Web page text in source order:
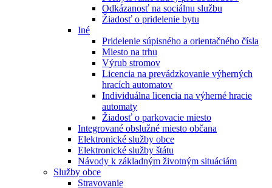
Odkázanosť na sociálnu službu
Žiadosť o pridelenie bytu
Iné
Pridelenie súpisného a orientačného čísla
Miesto na trhu
Výrub stromov
Licencia na prevádzkovanie výherných
hracích automatov
Individuálna licencia na výherné hracie
automaty
Žiadosť o parkovacie miesto
Integrované obslužné miesto občana
Elektronické služby obce
Elektronické služby štátu
Návody k základným životným situáciám
Služby obce
Stravovanie